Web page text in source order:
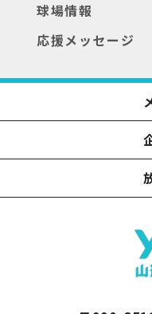
球場情報
応援メッセージ
YTS山
山
山形テレビ
個
情報セ
視聴デー